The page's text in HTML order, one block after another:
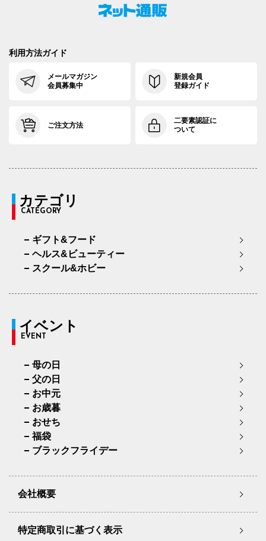
利用方法ガイド
メールマガジン
会員募集中
新規会員
登録ガイド
ご注文方法
二要素認証に
ついて
カテゴリ
CATEGORY
ギフト&フード
ヘルス&ビューティー
スクール&ホビー
イベント
EVENT
母の日
父の日
お中元
お歳暮
おせち
福袋
ブラックフライデー
会社概要
特定商取引に基づく表示